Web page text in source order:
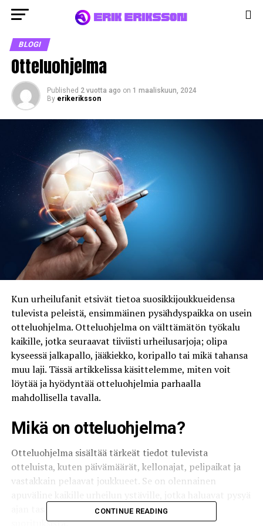
BLOGI
Otteluohjelma
Published 2 vuotta ago on 1 maaliskuun, 2024
By erikeriksson
Kun urheilufanit etsivät tietoa suosikkijoukkueidensa
tulevista peleistä, ensimmäinen pysähdyspaikka on usein
otteluohjelma. Otteluohjelma on välttämätön työkalu
kaikille, jotka seuraavat tiiviisti urheilusarjoja; olipa
kyseessä jalkapallo, jääkiekko, koripallo tai mikä tahansa
muu laji. Tässä artikkelissa käsittelemme, miten voit
löytää ja hyödyntää otteluohjelmia parhaalla
mahdollisella tavalla.
Mikä on otteluohjelma?
Otteluohjelma sisältää tärkeät tiedot tulevista
otteluista, kuten päivämäärät, kellonajat, pelipaikat ja
vastakkain pelaavat joukkueet. Se on olennainen
ajan tasalla lempijoukkueidensa ja -pelaajiensa
suorituksista.
CONTINUE READING